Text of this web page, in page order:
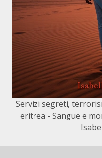
Servizi segreti,
eritrea - Sangue e